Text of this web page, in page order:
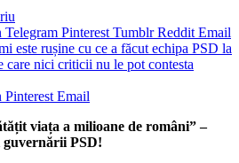
Telegram Pinterest Tumblr Reddit Email
Pinterest Email
viața a milioane de români” –
PSD!